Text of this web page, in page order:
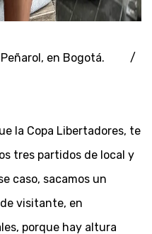
Peñarol, en Bogotá. /
la Copa Libertadores, te
tres partidos de local y
caso, sacamos un
visitante, en
porque hay altura